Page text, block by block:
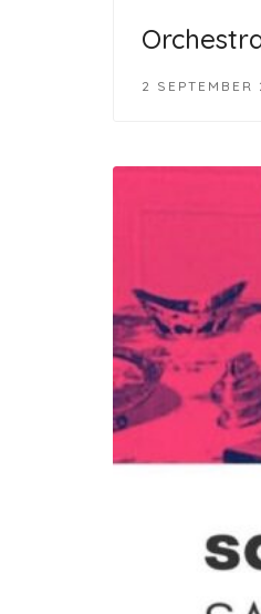
2 SEPTEMBER